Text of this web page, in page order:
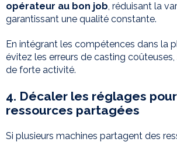
opérateur au bon job, réduisant la
garantissant une qualité constante.
En intégrant les compétences dans la
évitez les erreurs de casting
de forte activité.
4. Décaler les réglages
ressources partagées
Si plusieurs machines partagent des